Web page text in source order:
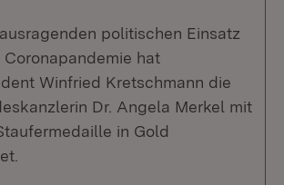
politischen Einsatz
hat
Winfried Kretschmann die
Dr. Angela Merkel mit
in Gold